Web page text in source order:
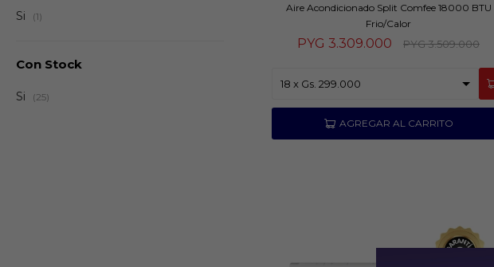
Aire Acondicionado Split Comfee 18000 BTU
Frio/Calor
PYG 3.309.000 PYG 3.509.000
Si (1)
Con Stock
Si (25)